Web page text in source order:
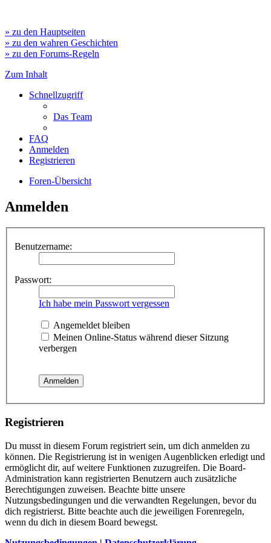
» zu den Hauptseiten
» zu den wahren Geschichten
» zu den Forums-Regeln
Zum Inhalt
Schnellzugriff
Das Team
FAQ
Anmelden
Registrieren
Foren-Übersicht
Anmelden
Benutzername:
Passwort:
Ich habe mein Passwort vergessen
Angemeldet bleiben
Meinen Online-Status während dieser Sitzung
verbergen
Registrieren
Du musst in diesem Forum registriert sein, um dich anmelden zu
können. Die Registrierung ist in wenigen Augenblicken erledigt und
ermöglicht dir, auf weitere Funktionen zuzugreifen. Die Board-
Administration kann registrierten Benutzern auch zusätzliche
Berechtigungen zuweisen. Beachte bitte unsere
Nutzungsbedingungen und die verwandten Regelungen, bevor du
dich registrierst. Bitte beachte auch die jeweiligen Forenregeln,
wenn du dich in diesem Board bewegst.